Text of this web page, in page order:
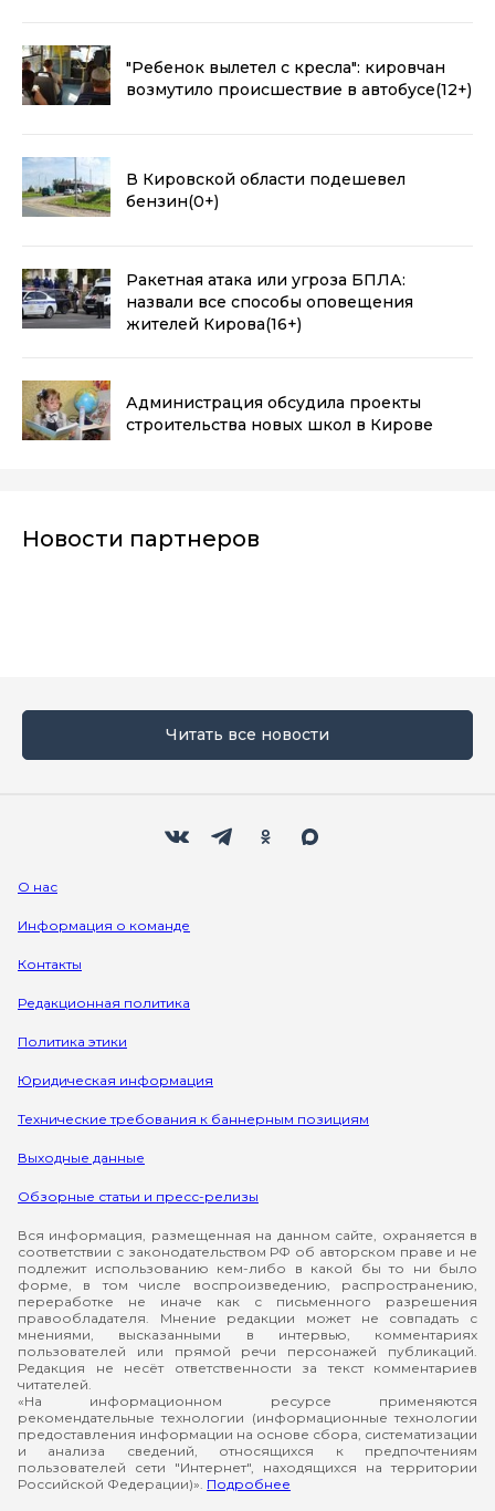
"Ребенок вылетел с кресла": кировчан
возмутило происшествие в автобусе(12+)
В Кировской области подешевел
бензин(0+)
Ракетная атака или угроза БПЛА:
назвали все способы оповещения
жителей Кирова(16+)
Администрация обсудила проекты
строительства новых школ в Кирове
Новости партнеров
Читать все новости
О нас
Информация о команде
Контакты
Редакционная политика
Политика этики
Юридическая информация
Технические требования к баннерным позициям
Выходные данные
Обзорные статьи и пресс-релизы
Вся информация, размещенная на данном сайте, охраняется в
соответствии с законодательством РФ об авторском праве и не
подлежит использованию кем-либо в какой бы то ни было
форме, в том числе воспроизведению, распространению,
переработке не иначе как с письменного разрешения
правообладателя. Мнение редакции может не совпадать с
мнениями, высказанными в интервью, комментариях
пользователей или прямой речи персонажей публикаций.
Редакция не несёт ответственности за текст комментариев
читателей.
«На информационном ресурсе применяются
рекомендательные технологии (информационные технологии
предоставления информации на основе сбора, систематизации
и анализа сведений, относящихся к предпочтениям
пользователей сети "Интернет", находящихся на территории
Российской Федерации)». Подробнее